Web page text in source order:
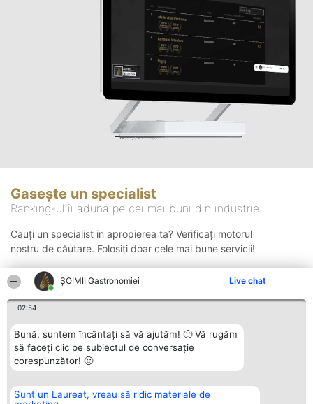
ȘOIMII Gastronomiei Live chat
02:54
Bună, suntem încântați să vă ajutăm! 🙂 Vă rugăm
să faceți clic pe subiectul de conversație
corespunzător! 🙂
Sunt un Laureat, vreau să ridic materiale de
Gasește un specialist
Ranking-ul îi adună pe cei mai buni din industrie
Cauți un specialist in apropierea ta? Verificați motorul
nostru de căutare. Folosiți doar cele mai bune servicii!
Organizator Ranking Plebiscyt Contact